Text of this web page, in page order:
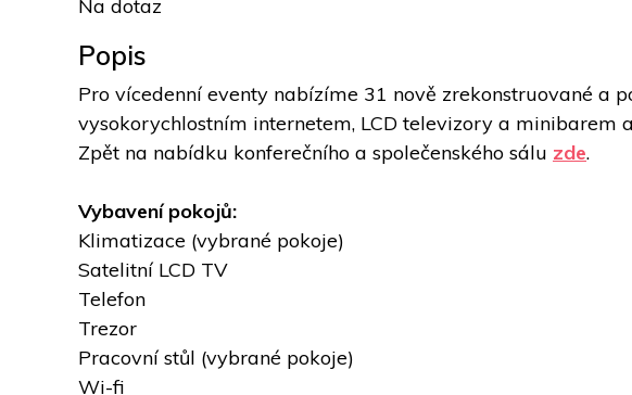
Na dotaz
Popis
Pro vícedenní eventy nabízíme 31 nově zrekonstruované a
vysokorychlostním internetem, LCD televizory a minibarem
Zpět na nabídku konferečního a společenského sálu zde.
Vybavení pokojů:
Klimatizace (vybrané pokoje)
Satelitní LCD TV
Telefon
Trezor
Pracovní stůl (vybrané pokoje)
Wi-fi